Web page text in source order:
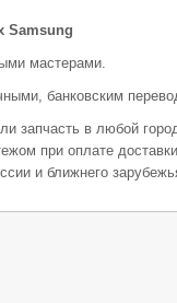
Samsung
мастерами.
банковским
запчасть в любой
при оплате
и ближнего